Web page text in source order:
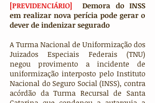
[PREVIDENCIÁRIO] Demora do INSS
em realizar nova perícia pode gerar o
dever de indenizar segurado
A Turma Nacional de Uniformização dos
Juizados Especiais Federais (TNU)
negou provimento a incidente de
uniformização interposto pelo Instituto
Nacional do Seguro Social (INSS), contra
acórdão da Turma Recursal de Santa